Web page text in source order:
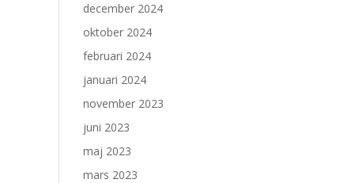
december 2024
oktober 2024
februari 2024
januari 2024
november 2023
juni 2023
maj 2023
mars 2023